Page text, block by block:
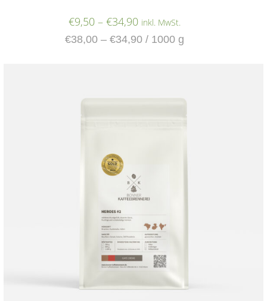
€9,50 – €34,90 inkl. MwSt.
€38,00 – €34,90 / 1000 g